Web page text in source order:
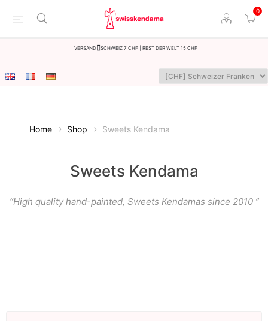
0
Versand Schweiz 7 CHF | Rest der Welt 15 CHF
Home Shop Sweets Kendama
Sweets Kendama
“High quality hand-painted, Sweets Kendamas since 2010 ”